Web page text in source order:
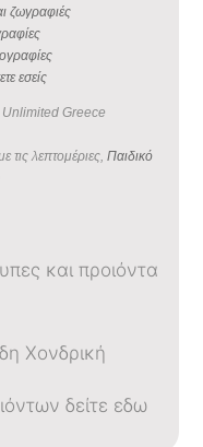
ζωγραφιές
εσείς
Unlimited Greece
τις λεπτομέριες, Παιδικό
και προιόντα
Χονδρική
δείτε εδω